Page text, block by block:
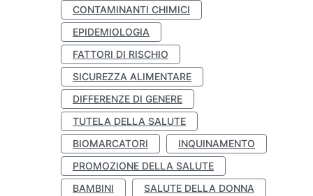
CONTAMINANTI CHIMICI
EPIDEMIOLOGIA
FATTORI DI RISCHIO
SICUREZZA ALIMENTARE
DIFFERENZE DI GENERE
TUTELA DELLA SALUTE
BIOMARCATORI
INQUINAMENTO
PROMOZIONE DELLA SALUTE
BAMBINI
SALUTE DELLA DONNA